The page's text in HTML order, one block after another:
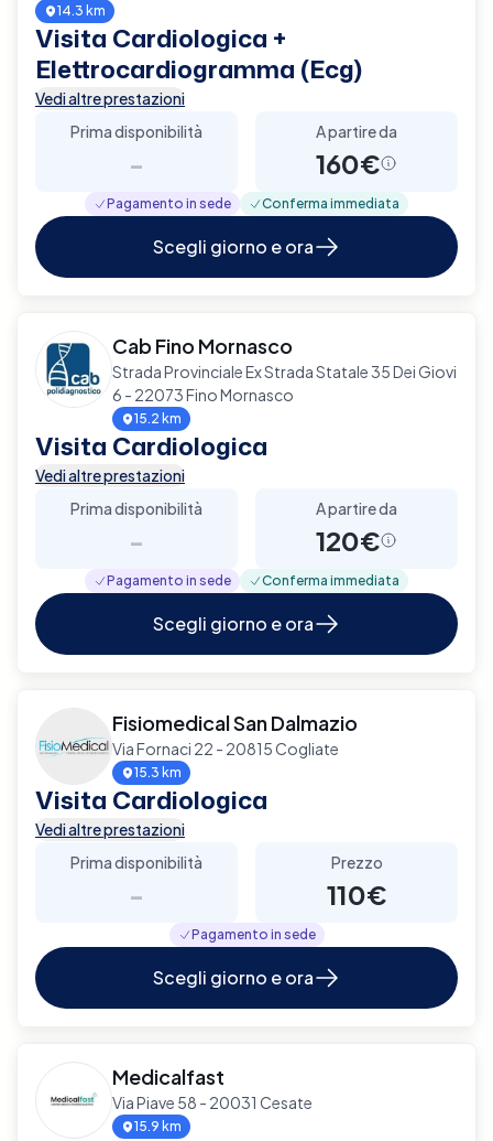
14.3 km
Visita Cardiologica +
Elettrocardiogramma (Ecg)
Vedi altre prestazioni
Prima disponibilità
-
A partire da
160€
Pagamento in sede Conferma immediata
Scegli giorno e ora
Cab Fino Mornasco
Strada Provinciale Ex Strada Statale 35 Dei Giovi
6 - 22073 Fino Mornasco
15.2 km
Visita Cardiologica
Vedi altre prestazioni
Prima disponibilità
-
A partire da
120€
Pagamento in sede Conferma immediata
Scegli giorno e ora
Fisiomedical San Dalmazio
Via Fornaci 22 - 20815 Cogliate
15.3 km
Visita Cardiologica
Vedi altre prestazioni
Prima disponibilità
-
Prezzo
110€
Pagamento in sede
Scegli giorno e ora
Medicalfast
Via Piave 58 - 20031 Cesate
15.9 km